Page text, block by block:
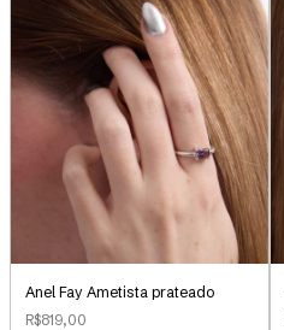
Anel Fay Ametista prateado
R$819,00